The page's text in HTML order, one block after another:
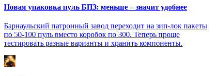
Новая упаковка пуль БПЗ: меньше – значит удобнее
Барнаульский патронный завод переходит на зип-лок пакеты
по 50-100 пуль вместо коробок по 300. Теперь проще
тестировать разные варианты и хранить компоненты.